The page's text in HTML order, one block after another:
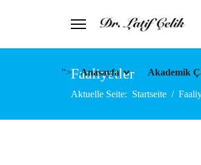
"> Anasayfa Akademik
Faaliyetler
Aktuelle Seite: Startseite